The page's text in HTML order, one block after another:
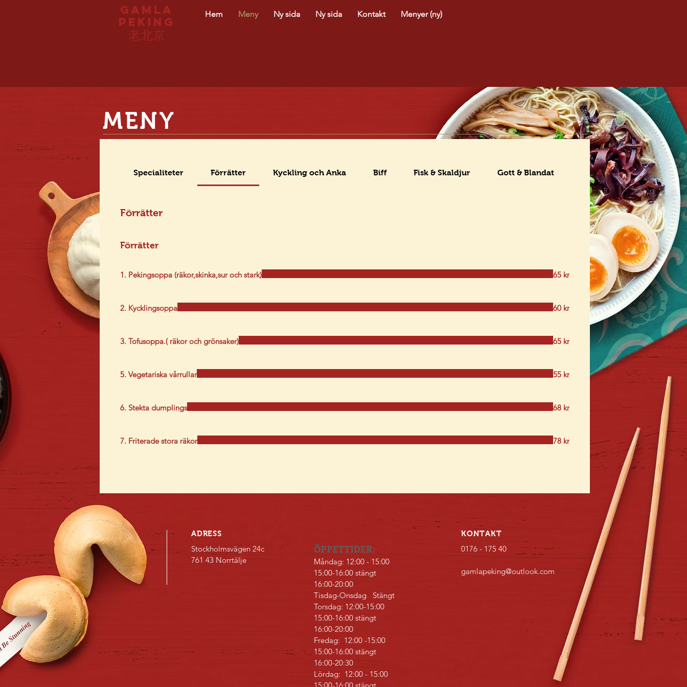
Hem Meny Ny sida Ny sida Kontakt Menyer (ny)
MENY
Specialiteter Förrätter Kyckling och Anka Biff Fisk & Skaldjur Gott & Blandat Setmenyer
Förrätter
Förrätter
1. Pekingsoppa (räkor,skinka,sur och stark) 65 kr
2. Kycklingsoppa 60 kr
3. Tofusoppa.( räkor och grönsaker) 65 kr
5. Vegetariska vårrullar 55 kr
6. Stekta dumplings 68 kr
7. Friterade stora räkor 78 kr
Gamla
peking
老北京
ADRESS
Stockholmsvägen 24c
761 43 Norrtälje
KONTAKT
​ÖPPETTIDER:
Måndag: 12:00 - 15:00
15:00-16:00 stängt
16:00-20:00
Tisdag-Onsdag Stängt
Torsdag: 12:00-15:00
15:00-16:00 stängt
16:00-20:00
Fredag: 12:00 -15:00
15:00-16:00 stängt
16:00-20:30
Lördag: 12:00 - 15:00
0176 - 175 40
gamlapeking@outlook.com